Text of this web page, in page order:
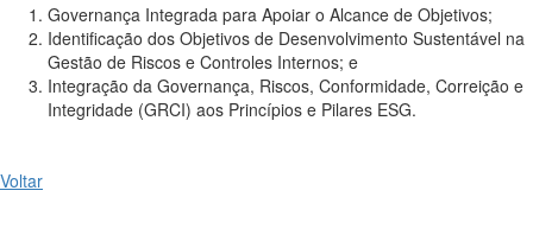
Governança Integrada para Apoiar o Alcance de Objetivos;
Identificação dos Objetivos de Desenvolvimento Sustentável na
Gestão de Riscos e Controles Internos; e
Integração da Governança, Riscos, Conformidade, Correição e
Integridade (GRCI) aos Princípios e Pilares ESG.
Voltar